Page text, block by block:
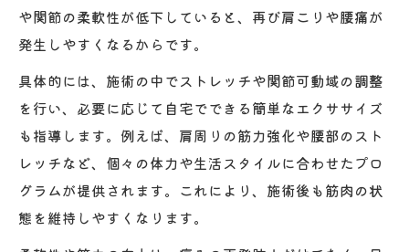
や関節の柔軟性が低下していると、再び肩こりや腰痛が
発生しやすくなるからです。
具体的には、施術の中でストレッチや関節可動域の調整
を行い、必要に応じて自宅でできる簡単なエクササイズ
も指導します。例えば、肩周りの筋力強化や腰部のスト
レッチなど、個々の体力や生活スタイルに合わせたプロ
グラムが提供されます。これにより、施術後も筋肉の状
態を維持しやすくなります。